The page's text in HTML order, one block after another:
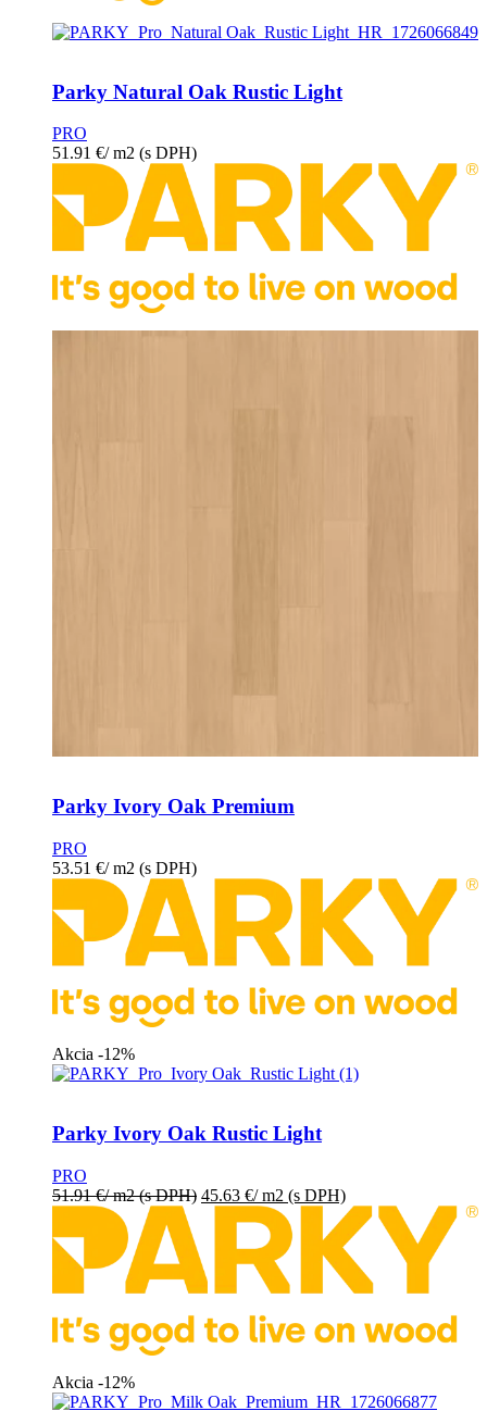
Parky Natural Oak Rustic Light
PRO
51.91 €/ m2 (s DPH)
Parky Ivory Oak Premium
PRO
53.51 €/ m2 (s DPH)
Akcia -12%
Parky Ivory Oak Rustic Light
PRO
51.91€/ m2(s DPH) 45.63 €/ m2 (s DPH)
Akcia -12%